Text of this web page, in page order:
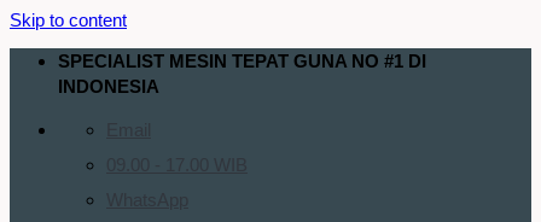
Skip to content
SPECIALIST MESIN TEPAT GUNA NO #1 DI
INDONESIA